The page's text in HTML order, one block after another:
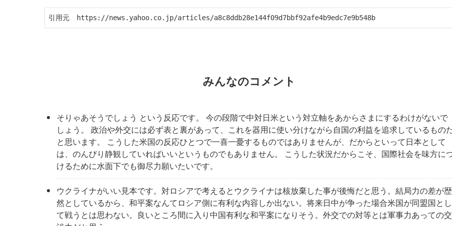
引用元　https://news.yahoo.co.jp/articles/a8c8ddb28e144f09d7bbf92afe4b9edc7e9b548b
みんなのコメント
そりゃあそうでしょう という反応です。 今の段階で中対日米という対立軸をあからさまにするわけがないで
しょう。 政治や外交には必ず表と裏があって、これを器用に使い分けながら自国の利益を追求しているもの
と思います。 こうした米国の反応ひとつで一喜一憂するものではありませんが、だからといって日本として
は、のんびり静観していればいいというものでもありません。 こうした状況だからこそ、国際社会を味方に
けるために水面下でも御尽力願いたいです。
ウクライナがいい見本です。対ロシアで考えるとウクライナは核放棄した事が後悔だと思う。結局力の差が歴
然としているから、和平案なんてロシア側に有利な内容しか出ない。将来日中が争った場合米国が同盟国とし
て戦うとは思わない。良いところ間に入り中国有利な和平案になりそう。外交での対等とは軍事力あっての交